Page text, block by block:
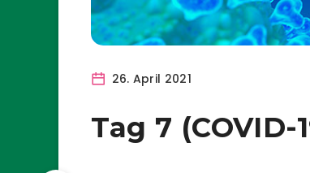
26. April 2021
Tag 7 (COVID-